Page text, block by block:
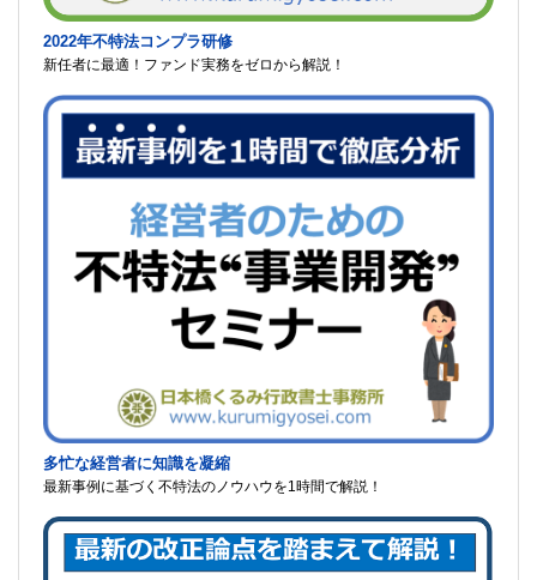
2022年不特法コンプラ研修
新任者に最適！ファンド実務をゼロから解説！
多忙な経営者に知識を凝縮
最新事例に基づく不特法のノウハウを1時間で解説！